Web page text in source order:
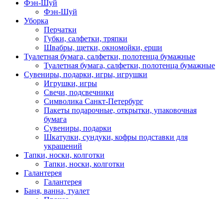
Фэн-Шуй
Фэн-Шуй
Уборка
Перчатки
Губки, салфетки, тряпки
Швабры, щетки, окномойки, ерши
Туалетная бумага, салфетки, полотенца бумажные
Туалетная бумага, салфетки, полотенца бумажные
Сувениры, подарки, игры, игрушки
Игрушки, игры
Свечи, подсвечники
Символика Санкт-Петербург
Пакеты подарочные, открытки, упаковочная
бумага
Сувениры, подарки
Шкатулки, сундуки, кофры подставки для
украшений
Тапки, носки, колготки
Тапки, носки, колготки
Галантерея
Галантерея
Баня, ванна, туалет